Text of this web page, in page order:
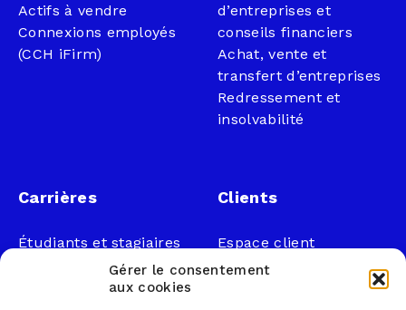
Gérer le consentement
aux cookies
Actifs à vendre
Connexions employés
(CCH iFirm)
d’entreprises et
conseils financiers
Achat, vente et
transfert d’entreprises
Redressement et
insolvabilité
Carrières
Étudiants et stagiaires
Professionnels
Nous joindre
Clients
Espace client
Légal